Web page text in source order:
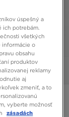
úspešný a
ich potrebám.
všetkých
informácie o
obsahu
produktov
reklamy
aj
zmeniť, a to
vyberte možnosť
zásadách